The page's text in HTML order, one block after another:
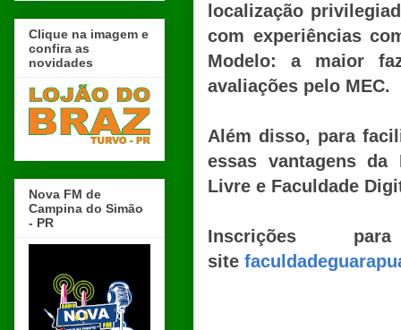
localização
com experiências
Modelo: a maior
avaliações pelo MEC.
Além disso, para
essas vantagens da
Livre e Faculdade
Inscrições
site
Clique na imagem e
confira as
novidades
Nova FM de
Campina do Simão
- PR